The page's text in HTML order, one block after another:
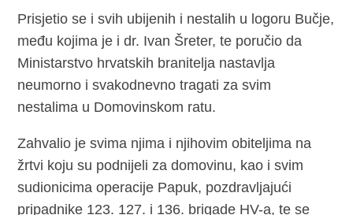
Prisjetio se i svih ubijenih i nestalih u logoru Bučje,
među kojima je i dr. Ivan Šreter, te poručio da
Ministarstvo hrvatskih branitelja nastavlja
neumorno i svakodnevno tragati za svim
nestalima u Domovinskom ratu.
Zahvalio je svima njima i njihovim obiteljima na
žrtvi koju su podnijeli za domovinu, kao i svim
sudionicima operacije Papuk, pozdravljajući
pripadnike 123. 127. i 136. brigade HV-a, te se